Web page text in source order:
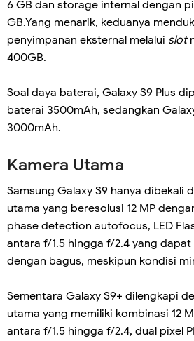
6 GB dan storage internal dengan
GB.Yang menarik, keduanya
penyimpanan eksternal melalui slot
400GB.
Soal daya baterai, Galaxy S9 Plus
baterai 3500mAh, sedangkan
3000mAh.
Kamera Utama
Samsung Galaxy S9 hanya dibekali
utama yang beresolusi 12 MP
phase detection autofocus, LED
antara f/1.5 hingga f/2.4 yang
dengan bagus, meskipun kondisi
Sementara Galaxy S9+ dilengkapi
utama yang memiliki kombinasi 12
antara f/1.5 hingga f/2.4, dual pixel